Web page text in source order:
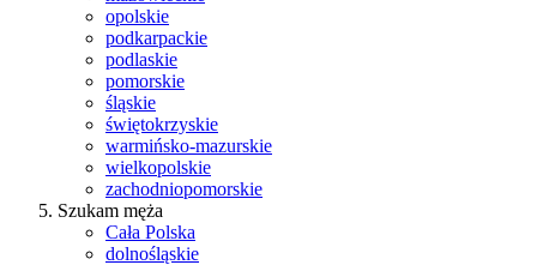
opolskie
podkarpackie
podlaskie
pomorskie
śląskie
świętokrzyskie
warmińsko-mazurskie
wielkopolskie
zachodniopomorskie
Szukam męża
Cała Polska
dolnośląskie